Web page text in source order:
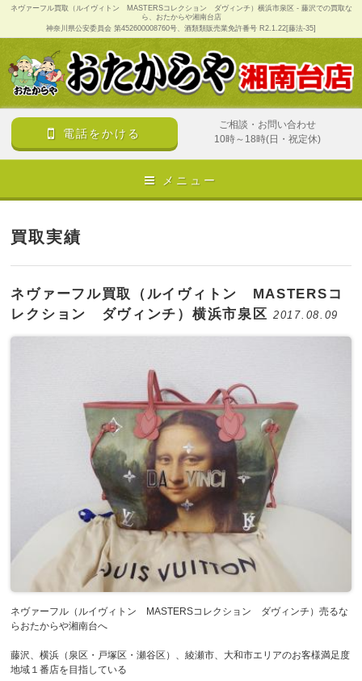
ネヴァーフル買取（ルイヴィトン MASTERSコレクション ダヴィンチ）横浜市泉区 - 藤沢での買取な
ら、おたからや湘南台店
神奈川県公安委員会 第452600008760号、酒類類販売業免許番号 R2.1.22[藤法-35]
電話をかける
ご相談・お問い合わせ
10時～18時(日・祝定休)
メニュー
買取実績
ネヴァーフル買取（ルイヴィトン MASTERSコ
レクション ダヴィンチ）横浜市泉区2017.08.09
ネヴァーフル（ルイヴィトン MASTERSコレクション ダヴィンチ）売るな
らおたからや湘南台へ
藤沢、横浜（泉区・戸塚区・瀬谷区）、綾瀬市、大和市エリアのお客様満足度
地域１番店を目指している